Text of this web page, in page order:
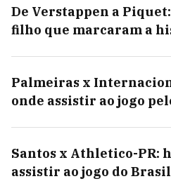
De Verstappen a
filho que marcaram a
Palmeiras x
onde assistir ao jogo
Santos x Athletico-PR:
assistir ao jogo do